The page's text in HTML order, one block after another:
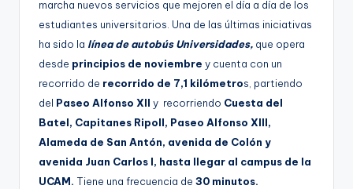
marcha nuevos servicios que mejoren el día a día de los
estudiantes universitarios. Una de las últimas iniciativas
ha sido la línea de autobús Universidades, que opera
desde principios de noviembre y cuenta con un
recorrido de recorrido de 7,1 kilómetros, partiendo
del Paseo Alfonso XII y recorriendo Cuesta del
Batel, Capitanes Ripoll, Paseo Alfonso XIII,
Alameda de San Antón, avenida de Colón y
avenida Juan Carlos I, hasta llegar al campus de la
UCAM. Tiene una frecuencia de 30 minutos.